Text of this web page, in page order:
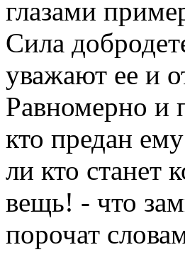
глазами
Сила
уважают ее и
Равномерно и
кто предан
ли кто станет
вещь! - что
порочат